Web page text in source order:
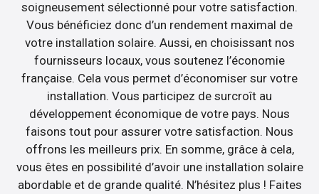
soigneusement sélectionné pour votre satisfaction.
Vous bénéficiez donc d’un rendement maximal de
votre installation solaire. Aussi, en choisissant nos
fournisseurs locaux, vous soutenez l’économie
française. Cela vous permet d’économiser sur votre
installation. Vous participez de surcroît au
développement économique de votre pays. Nous
faisons tout pour assurer votre satisfaction. Nous
offrons les meilleurs prix. En somme, grâce à cela,
vous êtes en possibilité d’avoir une installation solaire
abordable et de grande qualité. N’hésitez plus ! Faites